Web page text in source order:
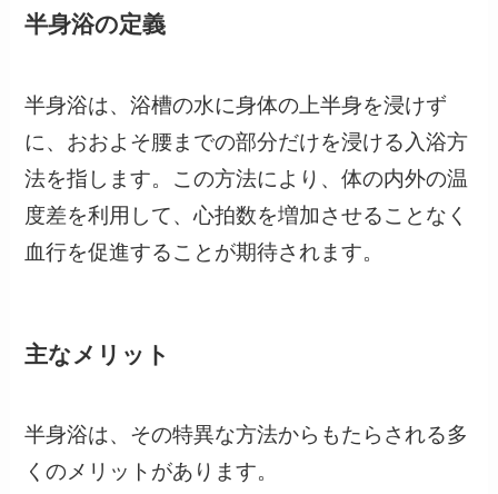
半身浴の定義
半身浴は、浴槽の水に身体の上半身を浸けず
に、おおよそ腰までの部分だけを浸ける入浴方
法を指します。この方法により、体の内外の温
度差を利用して、心拍数を増加させることなく
血行を促進することが期待されます。
主なメリット
半身浴は、その特異な方法からもたらされる多
くのメリットがあります。